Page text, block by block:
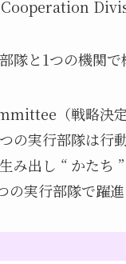
隊と1つの機関で
（戦略決定
の実行部隊は行
み出し “ かたち
の実行部隊で躍